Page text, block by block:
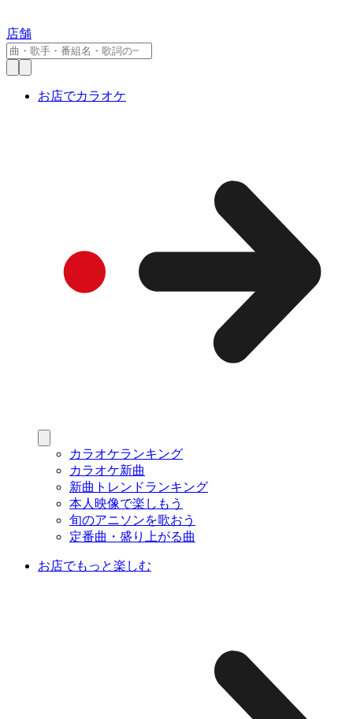
店舗
お店でカラオケ
カラオケランキング
カラオケ新曲
新曲トレンドランキング
本人映像で楽しもう
旬のアニソンを歌おう
定番曲・盛り上がる曲
お店でもっと楽しむ